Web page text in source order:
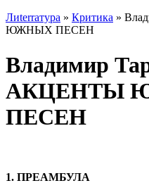
Лиterraтура » Критика »
ЮЖНЫХ ПЕСЕН
Владимир
АКЦЕНТЫ
ПЕСЕН
1. ПРЕАМБУЛА